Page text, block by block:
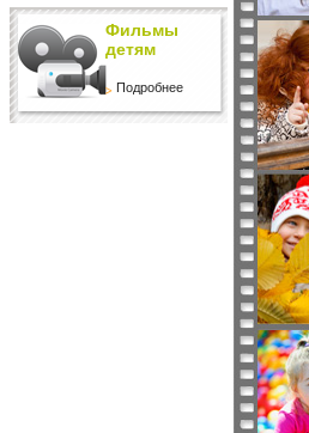
Фильмы
детям
Подробнее